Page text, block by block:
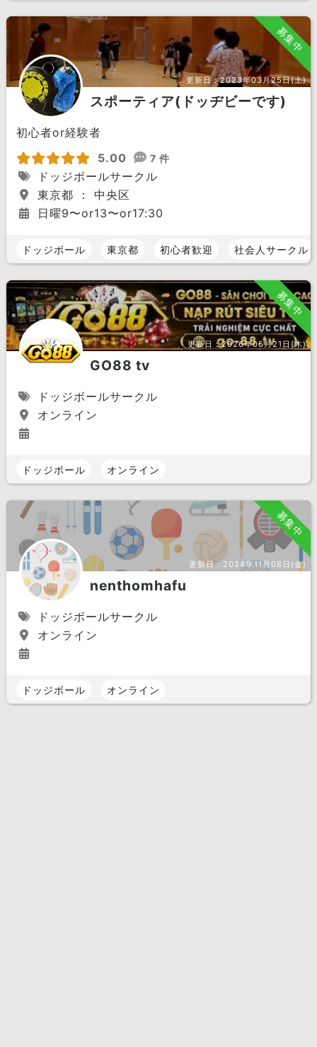
募集中
更新日：2023年03月25日(土)
スポーティア(ドッヂビーです)
初心者or経験者
5.00
7 件
ドッジボールサークル
東京都 ： 中央区
日曜9〜or13〜or17:30
ドッジボール 東京都 初心者歓迎 社会人サークル
募集中
更新日：2026年05月21日(木)
GO88 tv
ドッジボールサークル
オンライン
ドッジボール オンライン
募集中
更新日： 2024年11月08日(金)
nenthomhafu
ドッジボールサークル
オンライン
ドッジボール オンライン